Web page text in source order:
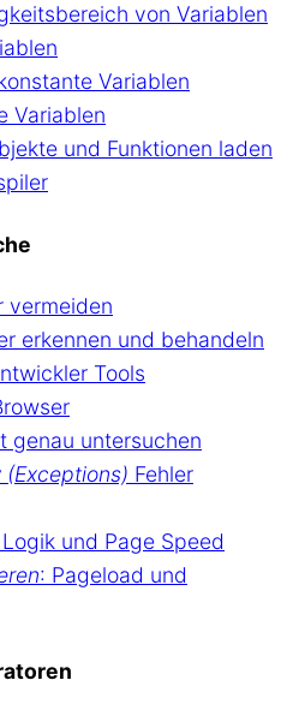
von Variablen
Variablen
Variablen
und Funktionen laden
vermeiden
erkennen und behandeln
Tools
genau untersuchen
Fehler
und Page Speed
: Pageload und